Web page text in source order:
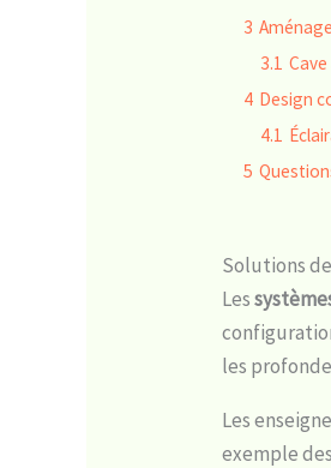
3
3.1
4 Design
4.1
5
Solutions
Les
les
Les
exemple